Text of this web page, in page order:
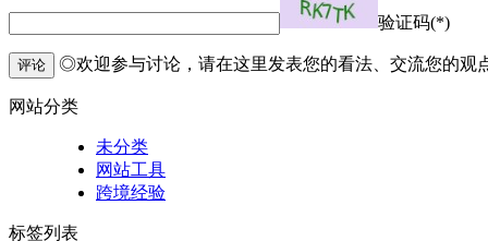
验证码(*)
评论 ◎欢迎参与讨论，请在这里发表您的看法、交流您的观
网站分类
未分类
网站工具
跨境经验
标签列表